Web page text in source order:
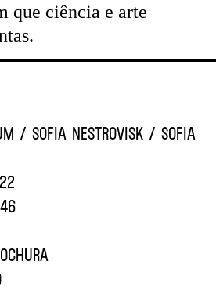
/ SOFIA NESTROVISK / SOFIA
que ciência e arte